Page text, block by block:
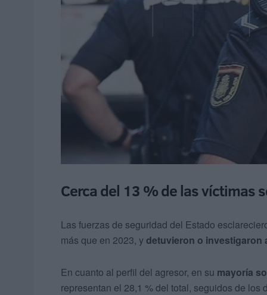
Cerca del 13 % de las víctimas
Las fuerzas de seguridad del Estado
más que en 2023, ydetuvieron o investigaron
En cuanto al perfil del agresor, en su mayoría
representan el 28,1 % del total, seguidos de los